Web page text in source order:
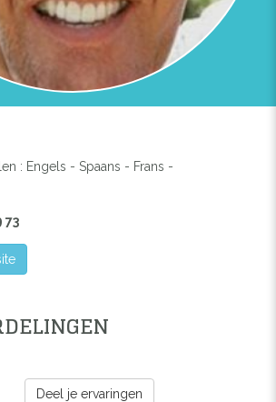
: Engels - Spaans - Frans -
73
Deel je ervaringen